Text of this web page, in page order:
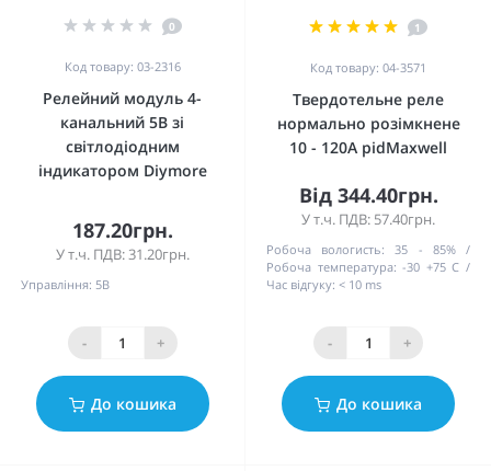
0
Код товару: 03-2316
Релейний модуль 4-
канальний 5В зі
світлодіодним
індикатором Diymore
187.20грн.
У т.ч. ПДВ: 31.20грн.
Управління: 5В
- +
До кошика
1
Код товару: 04-3571
Твердотельне реле
нормально розімкнене
10 - 120А pidMaxwell
Від 344.40грн.
У т.ч. ПДВ: 57.40грн.
Робоча вологисть:
35 - 85%
Робоча температура: -30 +75 C
Час відгуку: < 10 ms
- +
До кошика